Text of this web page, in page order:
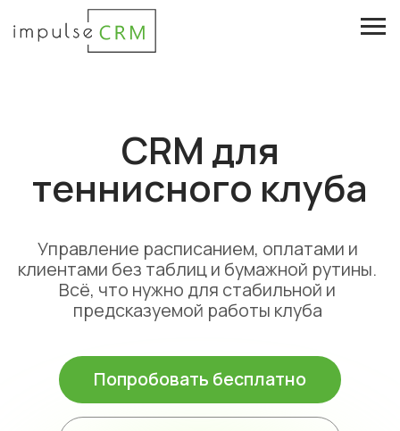
Управление расписанием, оплатами и
клиентами без таблиц и бумажной рутины.
Всё, что нужно для стабильной и
теннисного клуба
Попробовать бесплатно
Посмотреть демонстрацию